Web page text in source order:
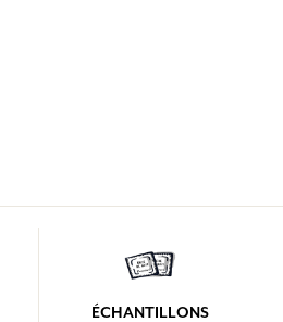
ÉCHANTILLONS